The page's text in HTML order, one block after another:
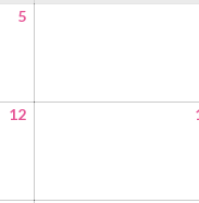
5
12